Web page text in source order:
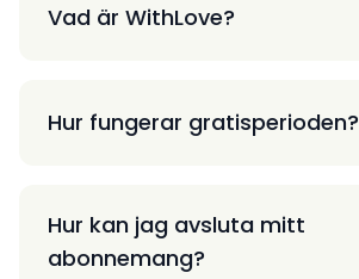
Vad är WithLove?
Hur fungerar gratisperioden?
Hur kan jag avsluta mitt
abonnemang?